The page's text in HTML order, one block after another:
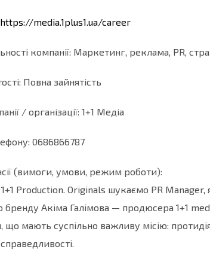
https://media.1plus1.ua/career
компанії: Маркетинг, реклама, PR,
Повна зайнятість
/ організації: 1+1 Медіа
0686866787
(вимоги, умови, режим роботи):
Production. Originals шукаємо PR
бренду Акіма Галімова — продюсера 1+1
мають суспільно важливу місію: протидія